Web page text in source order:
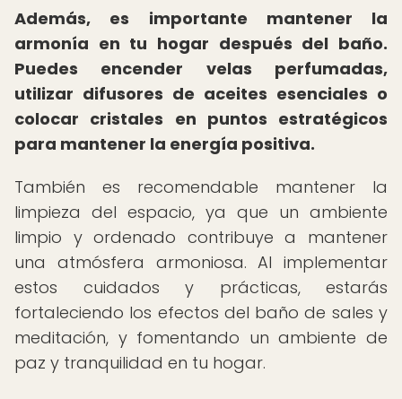
Además, es importante mantener la
armonía en tu hogar después del baño.
Puedes encender velas perfumadas,
utilizar difusores de aceites esenciales o
colocar cristales en puntos estratégicos
para mantener la energía positiva.
También es recomendable mantener la
limpieza del espacio, ya que un ambiente
limpio y ordenado contribuye a mantener
una atmósfera armoniosa. Al implementar
estos cuidados y prácticas, estarás
fortaleciendo los efectos del baño de sales y
meditación, y fomentando un ambiente de
paz y tranquilidad en tu hogar.